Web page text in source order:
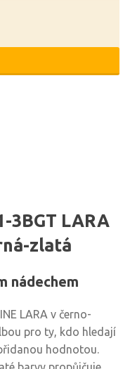
3BGT LARA
zlatá
nádechem
LARA v černo-
pro ty, kdo hledají
hodnotou.